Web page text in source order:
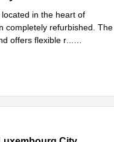
in the heart of
completely refurbished. The
offers flexible r